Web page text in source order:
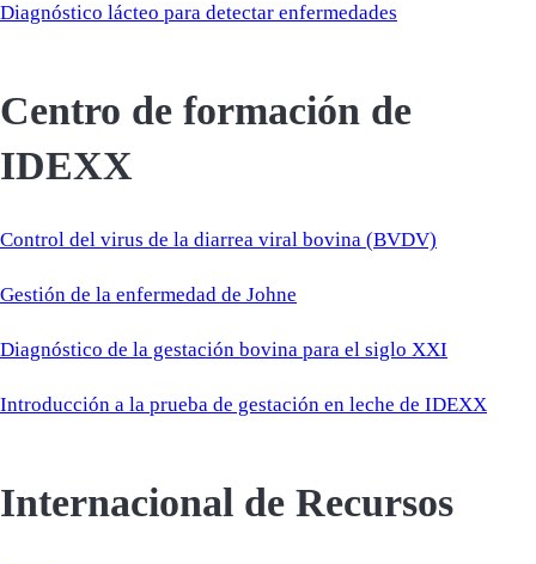
Diagnóstico lácteo para detectar enfermedades
Centro de formación de
IDEXX
Control del virus de la diarrea viral bovina (BVDV)
Gestión de la enfermedad de Johne
Diagnóstico de la gestación bovina para el siglo XXI
Introducción a la prueba de gestación en leche de IDEXX
Internacional de Recursos